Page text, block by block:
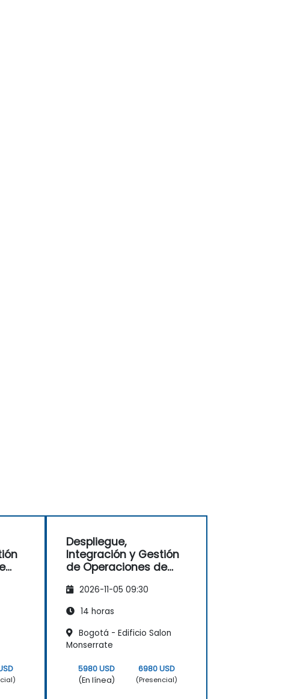
Despliegue,
Integración y Gestión
de Operaciones de
Telecomunicaciones
(2G–5G y Wi-Fi
Empresarial)
2026-11-05 09:30
14 horas
Bogotá - Edificio Salon
Monserrate
5980 USD
(En línea)
6980 USD
(Presencial)